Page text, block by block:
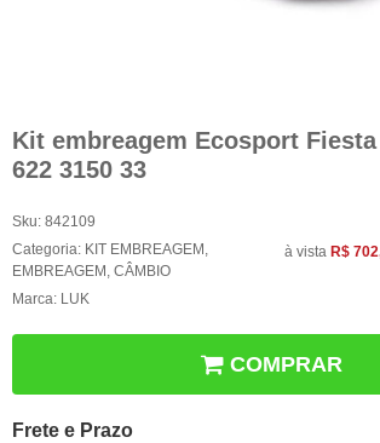
Kit embreagem Ecosport
622 3150 33
Sku: 842109
Categoria: KIT EMBREAGEM ,
EMBREAGEM , CÂMBIO
Marca: LUK
à vista R$
COMPRAR
Frete e Prazo